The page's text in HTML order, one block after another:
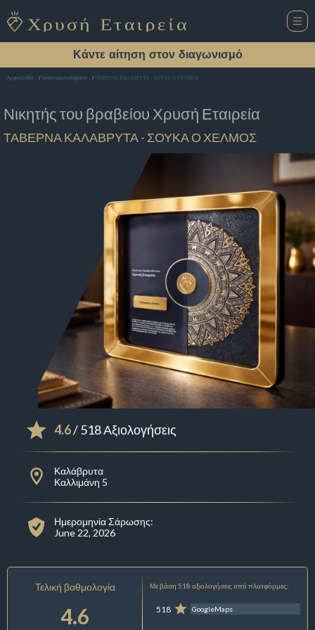
Κάντε αίτηση στον διαγωνισμό
Αρχική Σελίδα Εστιατόριο Καλαβρυτα ΤΑΒΕΡΝΑ ΚΑΛΑΒΡΥΤΑ - ΣΟΥΚΑ Ο ΧΕΛΜΟΣ
Νικητής του βραβείου Χρυσή Εταιρεία
ΤΑΒΕΡΝΑ ΚΑΛΑΒΡΥΤΑ - ΣΟΥΚΑ Ο ΧΕΛΜΟΣ
4.6/ 518 Αξιολογήσεις
Καλάβρυτα
Καλλιμάνη 5
Ημερομηνία Σάρωσης:
June 22, 2026
Τελική βαθμολογία
4.6
Με βάση 518 αξιολογήσεις από πλατφόρμες:
518 GoogleMaps